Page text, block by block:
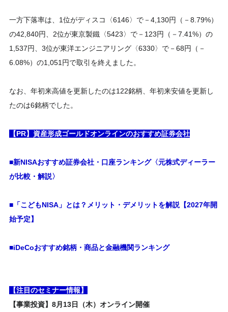
一方下落率は、1位がディスコ〈6146〉で－4,130円（－8.79%）
の42,840円、2位が東京製鐵〈5423〉で－123円（－7.41%）の
1,537円、3位が東洋エンジニアリング〈6330〉で－68円（－
6.08%）の1,051円で取引を終えました。
なお、年初来高値を更新したのは122銘柄、年初来安値を更新し
たのは6銘柄でした。
【PR】資産形成ゴールドオンラインのおすすめ証券会社
■新NISAおすすめ証券会社・口座ランキング〈元株式ディーラー
が比較・解説〉
■「こどもNISA」とは？メリット・デメリットを解説【2027年開
始予定】
■iDeCoおすすめ銘柄・商品と金融機関ランキング
【注目のセミナー情報】
【事業投資】8月13日（木）オンライン開催